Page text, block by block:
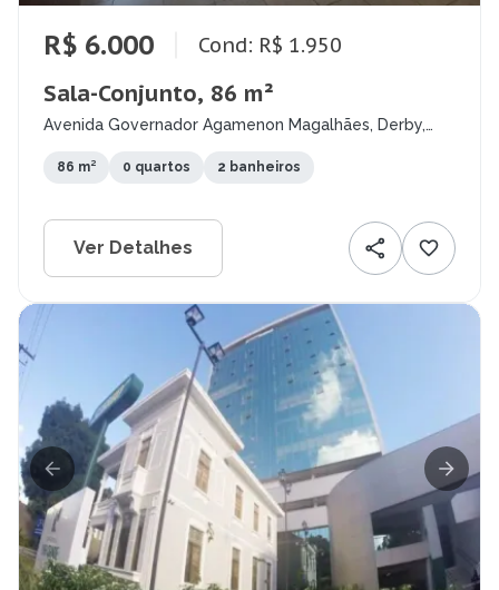
R$ 6.000 Cond: R$ 1.950
Sala-Conjunto, 86 m²
Avenida Governador Agamenon Magalhães, Derby,
86 m² 0 quartos 2 banheiros
Ver Detalhes